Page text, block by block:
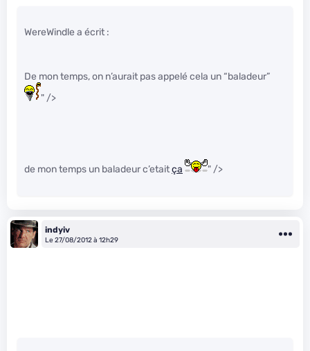
WereWindle a écrit :
De mon temps, on n’aurait pas appelé cela un “baladeur”
" />
de mon temps un baladeur c’etaitça " />
indyiv
Le 27/08/2012 à 12h29